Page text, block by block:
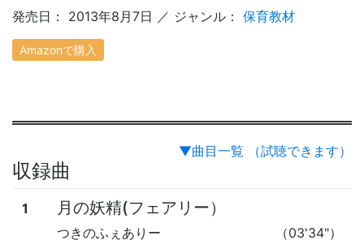
発売日： 2013年8月7日 ／ ジャンル： 保育教材
Amazonで購入
▼曲目一覧 （試聴できます）
収録曲
1 月の妖精(フェアリー）
（03'34"）
つきのふぇありー